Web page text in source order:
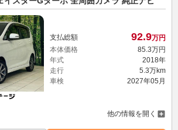
支払総額 92.9万円
本体価格
85. 3万円
年式
2018年
走行
5.3万km
車検
2027年05月
他の情報を開く